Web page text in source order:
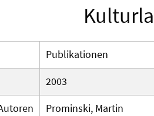
Publikationen
2003
Prominski, Martin